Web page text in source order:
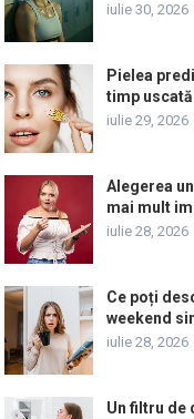
iulie 30, 2026
Pielea
timp
iulie 29, 2026
Alegerea
mai mult
iulie 28, 2026
Ce poți
weekend
iulie 28, 2026
Un filtru de